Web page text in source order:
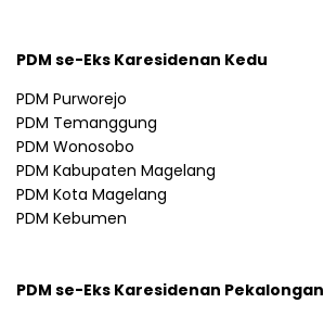
PDM se-Eks Karesidenan Kedu
PDM Purworejo
PDM Temanggung
PDM Wonosobo
PDM Kabupaten Magelang
PDM Kota Magelang
PDM Kebumen
PDM se-Eks Karesidenan Pekalongan